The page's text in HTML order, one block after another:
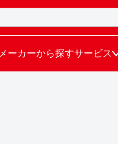
メーカーから探すサービス